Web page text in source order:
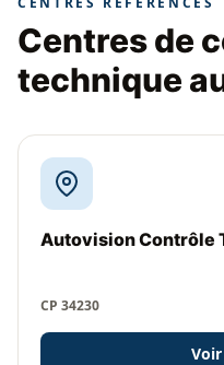
Centres de
technique
Autovision Contrôle
CP 34230